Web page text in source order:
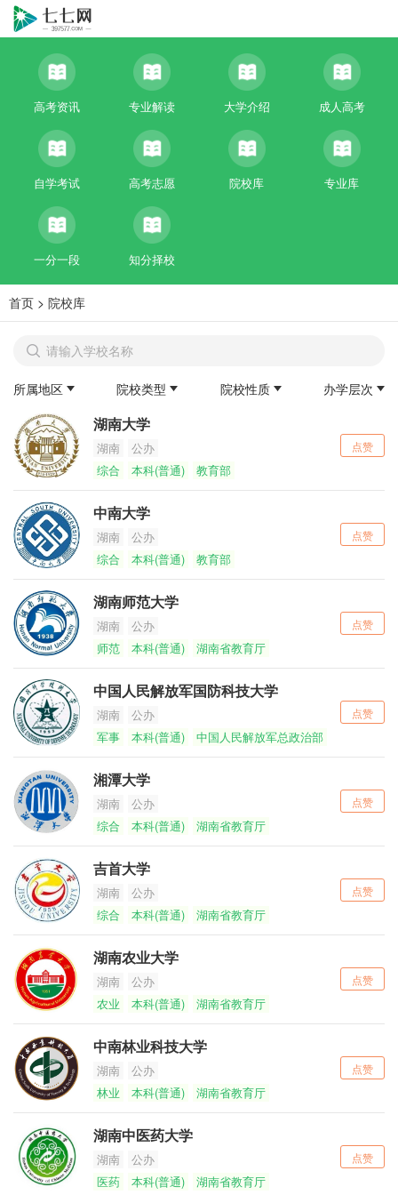
高考资讯 专业解读 大学介绍 成人高考
自学考试 高考志愿 院校库 专业库
一分一段 知分择校
首页 > 院校库
所属地区 院校类型 院校性质 办学层次
湖南大学
湖南
公办
综合
本科(普通) 教育部
点赞
中南大学
湖南
公办
综合
本科(普通) 教育部
点赞
湖南师范大学
湖南
公办
师范
本科(普通) 湖南省教育厅
点赞
中国人民解放军国防科技大学
湖南
公办
军事
本科(普通) 中国人民解放军总政治部
点赞
湘潭大学
湖南
公办
综合
本科(普通) 湖南省教育厅
点赞
吉首大学
湖南
公办
综合
本科(普通) 湖南省教育厅
点赞
湖南农业大学
湖南
公办
农业
本科(普通) 湖南省教育厅
点赞
中南林业科技大学
湖南
公办
林业
本科(普通) 湖南省教育厅
点赞
湖南中医药大学
湖南
公办
医药
本科(普通) 湖南省教育厅
点赞